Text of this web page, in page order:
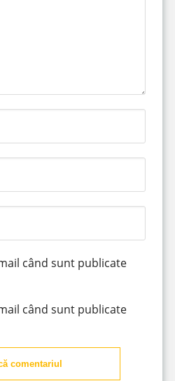
când sunt publicate
când sunt publicate
comentariul